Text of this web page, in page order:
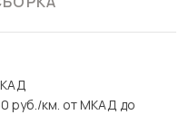
руб./км. от МКАД до